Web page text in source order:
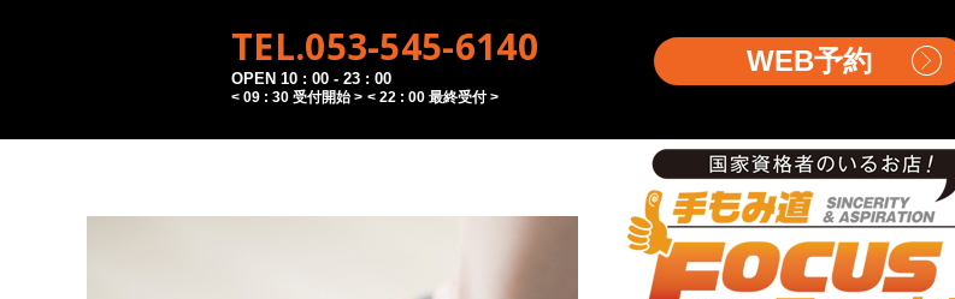
TEL.053-545-6140
OPEN 10 : 00 - 23 : 00
< 09 : 30 受付開始 > < 22 : 00 最終受付 >
WEB予約